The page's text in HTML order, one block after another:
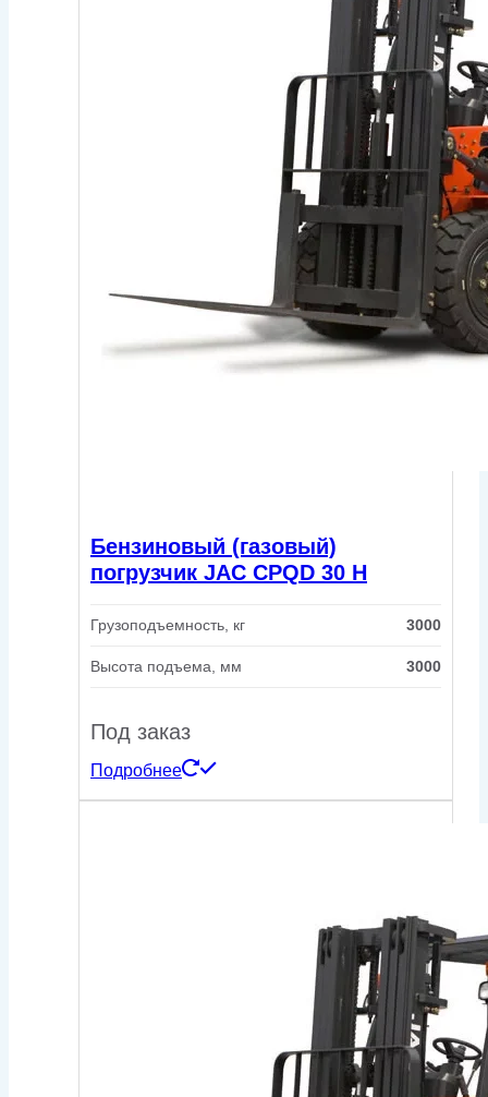
Бензиновый (газовый)
погрузчик JAC CPQD 30 H
Грузоподъемность, кг 3000
Высота подъема, мм 3000
Под заказ
Подробнее